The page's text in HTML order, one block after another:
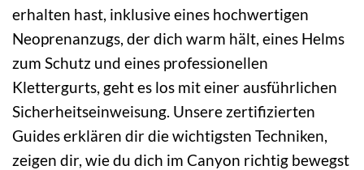
erhalten hast, inklusive eines hochwertigen
Neoprenanzugs, der dich warm hält, eines Helms
zum Schutz und eines professionellen
Klettergurts, geht es los mit einer ausführlichen
Sicherheitseinweisung. Unsere zertifizierten
Guides erklären dir die wichtigsten Techniken,
zeigen dir, wie du dich im Canyon richtig bewegst